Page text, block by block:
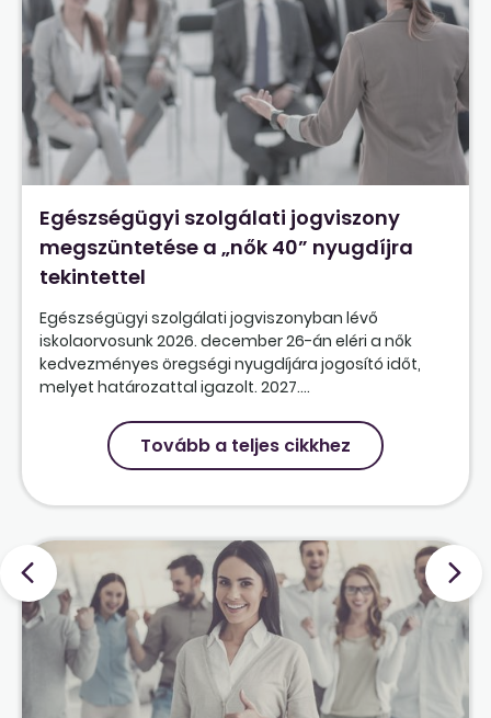
Egészségügyi szolgálati jogviszony
megszüntetése a „nők 40” nyugdíjra
tekintettel
Egészségügyi szolgálati jogviszonyban lévő
iskolaorvosunk 2026. december 26-án eléri a nők
kedvezményes öregségi nyugdíjára jogosító időt,
melyet határozattal igazolt. 2027....
Tovább a teljes cikkhez